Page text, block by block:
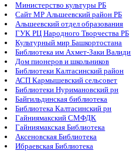
Министерство культуры РБ
Сайт МР Альшеевский район РБ
Альшеевский отдел образования
ГУК РЦ Народного Творчества РБ
Культурный мир Башкортостана
Библиотека им Ахмет-Заки Валиди
Дом пионеров и школьников
Библиотеки Калтасинский район
АСП Кармышевский сельсовет
Библиотеки Нуримановский рн
Байгильдинская библиотека
Библиотека Калтасинский рн
Гайниямакский СМФДК
Гайниямакская Библиотека
Аксеновская Библиотека
Ибраевская Библиотека